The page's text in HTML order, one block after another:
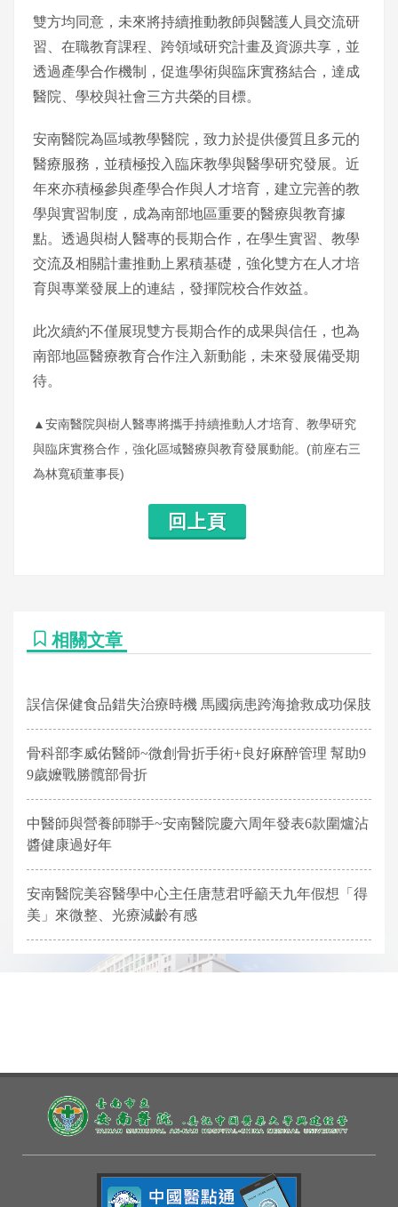
雙方均同意，未來將持續推動教師與醫護人員交流研
習、在職教育課程、跨領域研究計畫及資源共享，並
透過產學合作機制，促進學術與臨床實務結合，達成
醫院、學校與社會三方共榮的目標。
安南醫院為區域教學醫院，致力於提供優質且多元的
醫療服務，並積極投入臨床教學與醫學研究發展。近
年來亦積極參與產學合作與人才培育，建立完善的教
學與實習制度，成為南部地區重要的醫療與教育據
點。透過與樹人醫專的長期合作，在學生實習、教學
交流及相關計畫推動上累積基礎，強化雙方在人才培
育與專業發展上的連結，發揮院校合作效益。
此次續約不僅展現雙方長期合作的成果與信任，也為
南部地區醫療教育合作注入新動能，未來發展備受期
待。
▲安南醫院與樹人醫專將攜手持續推動人才培育、教學研究
與臨床實務合作，強化區域醫療與教育發展動能。(前座右三
為林寬碩董事長)
回上頁
相關文章
誤信保健食品錯失治療時機 馬國病患跨海搶救成功保肢
骨科部李威佑醫師~微創骨折手術+良好麻醉管理 幫助9
9歲嬤戰勝髖部骨折
中醫師與營養師聯手~安南醫院慶六周年發表6款圍爐沾
醬健康過好年
安南醫院美容醫學中心主任唐慧君呼籲天九年假想「得
美」來微整、光療減齡有感